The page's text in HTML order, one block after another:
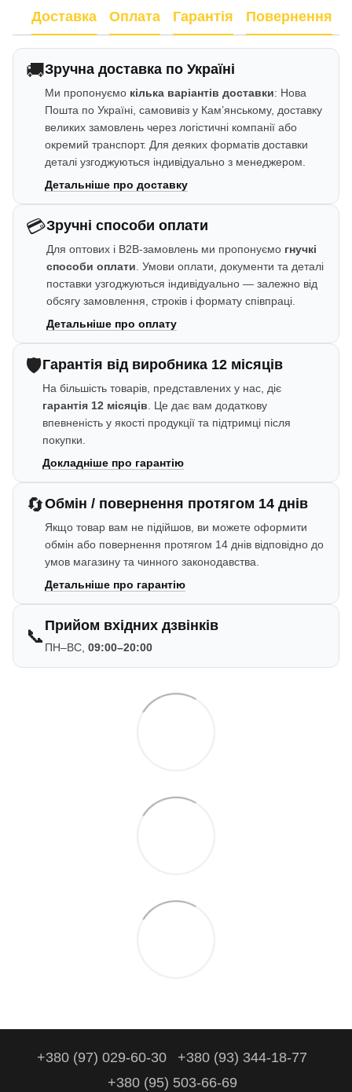
Доставка Оплата Гарантія Повернення
🚚Зручна доставка по Україні
Ми пропонуємо кілька варіантів доставки: Нова
Пошта по Україні, самовивіз у Кам’янському, доставку
великих замовлень через логістичні компанії або
окремий транспорт. Для деяких форматів доставки
деталі узгоджуються індивідуально з менеджером.
Детальніше про доставку
💳Зручні способи оплати
Для оптових і B2B-замовлень ми пропонуємо гнучкі
способи оплати . Умови оплати, документи та деталі
поставки узгоджуються індивідуально — залежно від
обсягу замовлення, строків і формату співпраці.
Детальніше про оплату
🛡️Гарантія від виробника 12 місяців
На більшість товарів, представлених у нас, діє
гарантія 12 місяців . Це дає вам додаткову
впевненість у якості продукції та підтримці після
покупки.
Докладніше про гарантію
🔄Обмін / повернення протягом 14 днів
Якщо товар вам не підійшов, ви можете оформити
обмін або повернення протягом 14 днів відповідно до
умов магазину та чинного законодавства.
Детальніше про гарантію
📞 Прийом вхідних дзвінків
ПН–ВС, 09:00–20:00
+380 (97) 029-60-30
+380 (93) 344-18-77
+380 (95) 503-66-69